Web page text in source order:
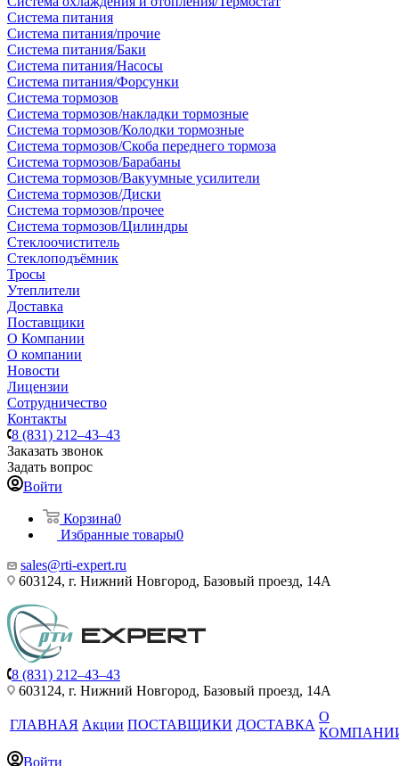
Система питания
Система питания/прочие
Система питания/Баки
Система питания/Насосы
Система питания/Форсунки
Система тормозов
Система тормозов/накладки тормозные
Система тормозов/Колодки тормозные
Система тормозов/Скоба переднего тормоза
Система тормозов/Барабаны
Система тормозов/Вакуумные усилители
Система тормозов/Диски
Система тормозов/прочее
Система тормозов/Цилиндры
Стеклоочиститель
Стеклоподъёмник
Тросы
Утеплители
Доставка
Поставщики
О Компании
О компании
Новости
Лицензии
Сотрудничество
Контакты
8 (831) 212–43–43
Заказать звонок
Задать вопрос
Войти
Корзина0
Избранные товары0
sales@rti-expert.ru
603124, г. Нижний Новгород, Базовый проезд, 14А
8 (831) 212–43–43
603124, г. Нижний Новгород, Базовый проезд, 14А
ГЛАВНАЯ Акции ПОСТАВЩИКИ ДОСТАВКА
О
Войти